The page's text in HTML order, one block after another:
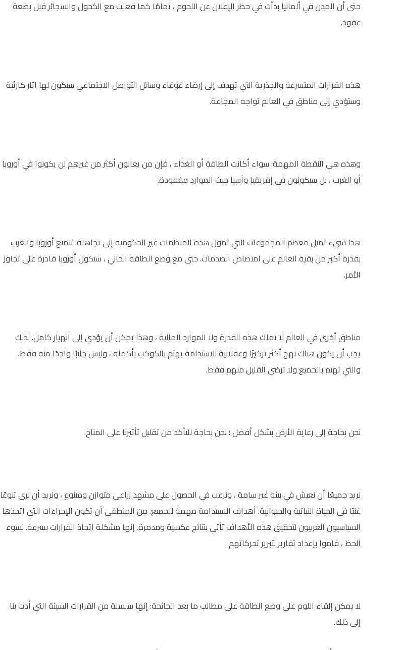
حتى أن المدن في ألمانيا بدأت في حظر الإعلان عن اللحوم ، تمامًا كما فعلت مع الكحول والسجائر قبل بضعة
عقود.
هذه القرارات المتسرعة والجذرية التي تهدف إلى إرضاء غوغاء وسائل التواصل الاجتماعي سيكون لها آثار كارثية
وستؤدي إلى مناطق في العالم تواجه المجاعة.
وهذه هي النقطة المهمة: سواء أكانت الطاقة أو الغذاء ، فإن من يعانون أكثر من غيرهم لن يكونوا في أوروبا
أو الغرب ، بل سيكونون في إفريقيا وآسيا حيث الموارد مفقودة.
هذا شيء تميل معظم المجموعات التي تمول هذه المنظمات غير الحكومية إلى تجاهله. تتمتع أوروبا والغرب
بقدرة أكبر من بقية العالم على امتصاص الصدمات. حتى مع وضع الطاقة الحالي ، ستكون أوروبا قادرة على تجاوز
الأمر.
مناطق أخرى في العالم لا تملك هذه القدرة ولا الموارد المالية ، وهذا يمكن أن يؤدي إلى انهيار كامل. لذلك
يجب أن يكون هناك نهج أكثر تركيزًا وعقلانية للاستدامة يهتم بالكوكب بأكمله ، وليس جانبًا واحدًا منه فقط.
والتي تهتم بالجميع ولا ترضي القليل منهم فقط.
نحن بحاجة إلى رعاية الأرض بشكل أفضل ؛ نحن بحاجة للتأكد من تقليل تأثيرنا على المناخ.
نريد جميعًا أن نعيش في بيئة غير سامة ، ونرغب في الحصول على مشهد زراعي متوازن ومتنوع ، ونريد أن نرى تنوعًا
غنيًا في الحياة النباتية والحيوانية. أهداف الاستدامة مهمة للجميع. من المنطقي أن تكون الإجراءات التي اتخذها
السياسيون الغربيون لتحقيق هذه الأهداف تأتي بنتائج عكسية ومدمرة. إنها مشكلة اتخاذ القرارات بسرعة. لسوء
الحظ ، قاموا بإعداد تقارير لتبرير تحركاتهم.
لا يمكن إلقاء اللوم على وضع الطاقة على مطالب ما بعد الجائحة: إنها سلسلة من القرارات السيئة التي أدت بنا
إلى ذلك.